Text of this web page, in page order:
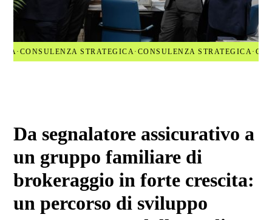
· CONSULENZA STRATEGICA· CONSULENZA STRATEGICA·
Da segnalatore assicurativo a
un gruppo familiare di
brokeraggio in forte crescita:
un percorso di sviluppo